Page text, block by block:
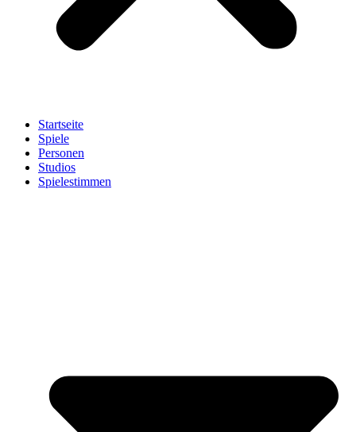
Startseite
Spiele
Personen
Studios
Spielestimmen